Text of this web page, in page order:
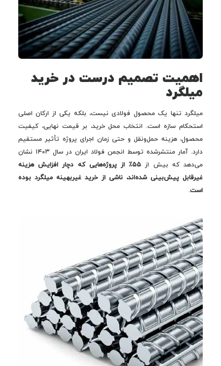
اهمیت تصمیم درست در خرید
میلگرد
میلگرد تنها یک محصول فولادی نیست، بلکه یکی از ارکان اصلی
استحکام سازه است. انتخاب محل خرید، بر قیمت نهایی، کیفیت
محصول، هزینه حمل‌ونقل و حتی زمان اجرای پروژه تأثیر مستقیم
دارد. آمار منتشرشده توسط انجمن فولاد ایران در سال ۱۴۰۳ نشان
می‌دهد که بیش از
۵۵٪ از پروژه‌هایی که دچار افزایش هزینه
غیرقابل پیش‌بینی شده‌اند، ناشی از خرید غیربهینه میلگرد بوده
است.